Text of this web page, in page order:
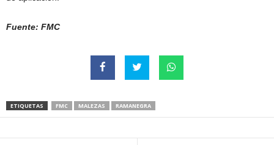
Fuente: FMC
ETIQUETAS FMC MALEZAS RAMANEGRA